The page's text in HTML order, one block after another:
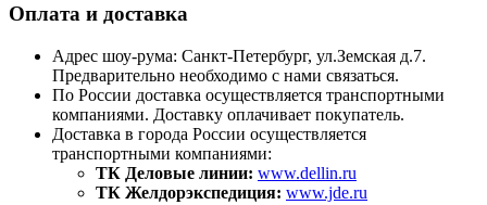
Оплата и доставка
Адрес шоу-рума: Санкт-Петербург, ул.Земская д.7.
Предварительно необходимо с нами связаться.
По России доставка осуществляется транспортными
компаниями. Доставку оплачивает покупатель.
Доставка в города России осуществляется
транспортными компаниями:
ТК Деловые линии: www.dellin.ru
ТК Желдорэкспедиция: www.jde.ru